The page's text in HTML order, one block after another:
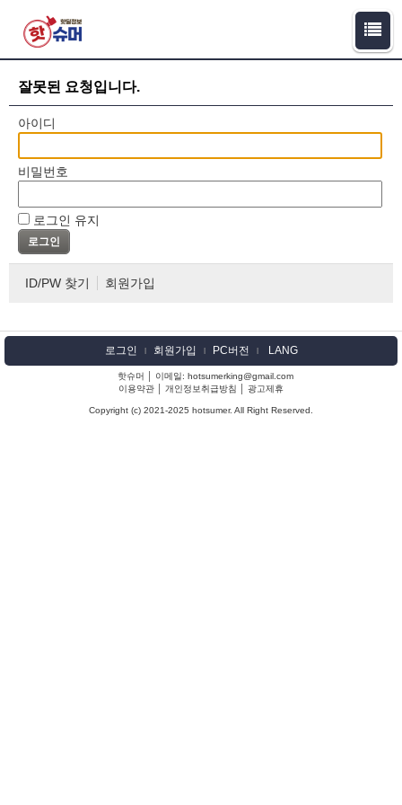
잘못된 요청입니다.
아이디
비밀번호
로그인 유지
ID/PW 찾기 회원가입
로그인 l 회원가입 l PC버전 l LANG
핫슈머 │ 이메일: hotsumerking@gmail.com
이용약관
개인정보취급방침 광고제휴
Copyright (c) 2021-2025 hotsumer. All Right Reserved.